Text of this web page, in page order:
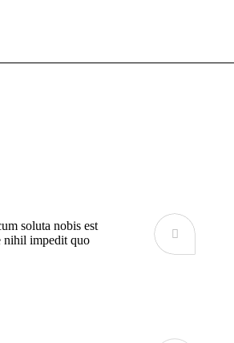
soluta nobis est
nihil impedit quo